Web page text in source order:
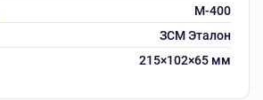
М-400
ЗСМ Эталон
215×102×65 мм